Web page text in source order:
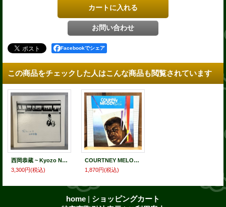
Facebookでシェア
この商品をチェックした人はこんな商品も閲覧されています
西岡恭蔵 ~ Kyozo Nishioka / ディランにて ~ Dylan Nite (LP)
3,300円(税込)
COURTNEY MELODY / Man In Love
1,870円(税込)
home | ショッピングカート